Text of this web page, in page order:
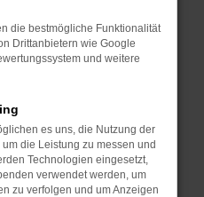
vorübergehende
neuesten Stand
nicht nur ein
kann auch dazu
Funktionen nicht mehr
die bestmögliche Funktionalität
Drittanbietern wie Google
und weitere
es uns, die Nutzung der
die Leistung zu messen und
Technologien eingesetzt,
verwendet werden, um
zu verfolgen und um Anzeigen